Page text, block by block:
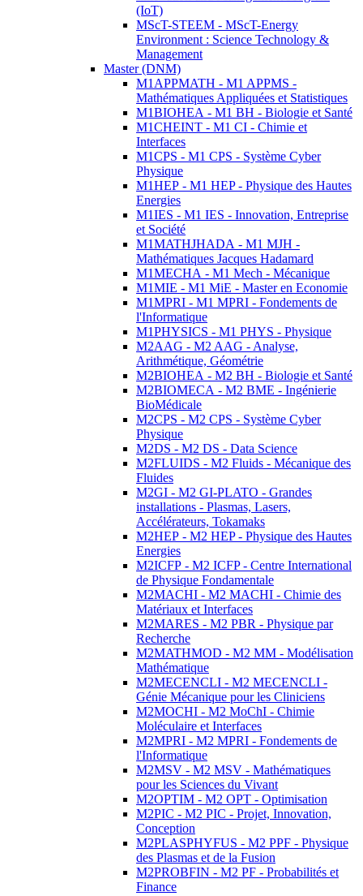
(IoT)
MScT-STEEM - MScT-Energy
Environment : Science Technology &
Management
Master (DNM)
M1APPMATH - M1 APPMS -
Mathématiques Appliquées et Statistiques
M1BIOHEA - M1 BH - Biologie et Santé
M1CHEINT - M1 CI - Chimie et
Interfaces
M1CPS - M1 CPS - Système Cyber
Physique
M1HEP - M1 HEP - Physique des Hautes
Energies
M1IES - M1 IES - Innovation, Entreprise
et Société
M1MATHJHADA - M1 MJH -
Mathématiques Jacques Hadamard
M1MECHA - M1 Mech - Mécanique
M1MIE - M1 MiE - Master en Economie
M1MPRI - M1 MPRI - Fondements de
l'Informatique
M1PHYSICS - M1 PHYS - Physique
M2AAG - M2 AAG - Analyse,
Arithmétique, Géométrie
M2BIOHEA - M2 BH - Biologie et Santé
M2BIOMECA - M2 BME - Ingénierie
BioMédicale
M2CPS - M2 CPS - Système Cyber
Physique
M2DS - M2 DS - Data Science
M2FLUIDS - M2 Fluids - Mécanique des
Fluides
M2GI - M2 GI-PLATO - Grandes
installations - Plasmas, Lasers,
Accélérateurs, Tokamaks
M2HEP - M2 HEP - Physique des Hautes
Energies
M2ICFP - M2 ICFP - Centre International
de Physique Fondamentale
M2MACHI - M2 MACHI - Chimie des
Matériaux et Interfaces
M2MARES - M2 PBR - Physique par
Recherche
M2MATHMOD - M2 MM - Modélisation
Mathématique
M2MECENCLI - M2 MECENCLI -
Génie Mécanique pour les Cliniciens
M2MOCHI - M2 MoChI - Chimie
Moléculaire et Interfaces
M2MPRI - M2 MPRI - Fondements de
l'Informatique
M2MSV - M2 MSV - Mathématiques
pour les Sciences du Vivant
M2OPTIM - M2 OPT - Optimisation
M2PIC - M2 PIC - Projet, Innovation,
Conception
M2PLASPHYFUS - M2 PPF - Physique
des Plasmas et de la Fusion
M2PROBFIN - M2 PF - Probabilités et
Finance